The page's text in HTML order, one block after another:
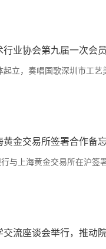
行业协会第九届一次会
起立，奏唱国歌深圳市工
黄金交易所签署合作备
与上海黄金交易所在沪签
交流座谈会举行，推动